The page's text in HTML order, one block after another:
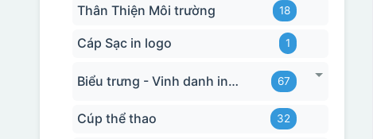
Thân Thiện Môi trường 18
Cáp Sạc in logo 1
Biểu trưng - Vinh danh in logo 67
Cúp thể thao 32